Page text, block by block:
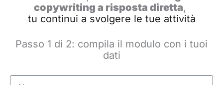
copywriting a risposta diretta,
tu continui a svolgere le tue attività
Passo 1 di 2: compila il modulo con i tuoi
dati
Nome